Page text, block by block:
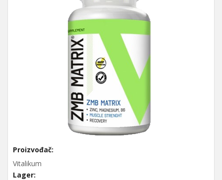
Proizvođač:
Vitalikum
Lager: